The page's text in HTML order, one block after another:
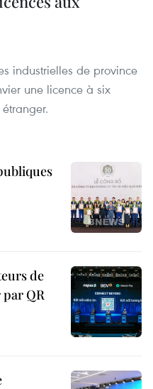
industrielles de province
une licence à six
de
QR